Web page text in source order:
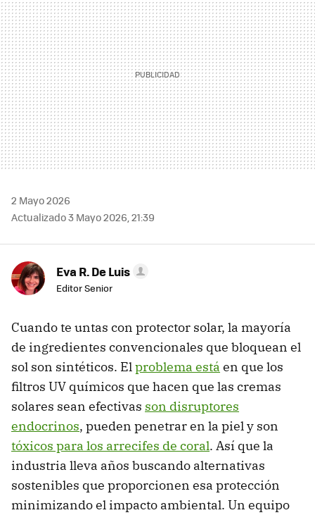
2 Mayo 2026
Actualizado 3 Mayo 2026, 21:39
Eva R. De Luis
Editor Senior
Cuando te untas con protector solar, la mayoría
de ingredientes convencionales que bloquean el
sol son sintéticos. Elproblema está en que los
filtros UV químicos que hacen que las cremas
solares sean efectivas son disruptores
endocrinos, pueden penetrar en la piel y son
tóxicos para los arrecifes de coral. Así que la
industria lleva años buscando alternativas
sostenibles que proporcionen esa protección
minimizando el impacto ambiental. Un equipo